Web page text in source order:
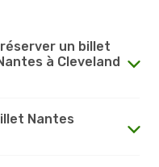
un billet
à Cleveland
Nantes